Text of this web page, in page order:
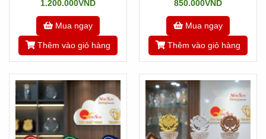
1.200.000VND
Mua ngay
Thêm vào giỏ hàng
850.000VND
Mua ngay
Thêm vào giỏ hàng